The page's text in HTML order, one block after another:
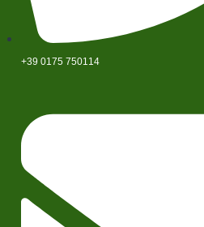
+39 0175 750114